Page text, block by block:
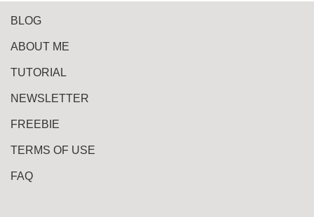
BLOG
ABOUT ME
TUTORIAL
NEWSLETTER
FREEBIE
TERMS OF USE
FAQ